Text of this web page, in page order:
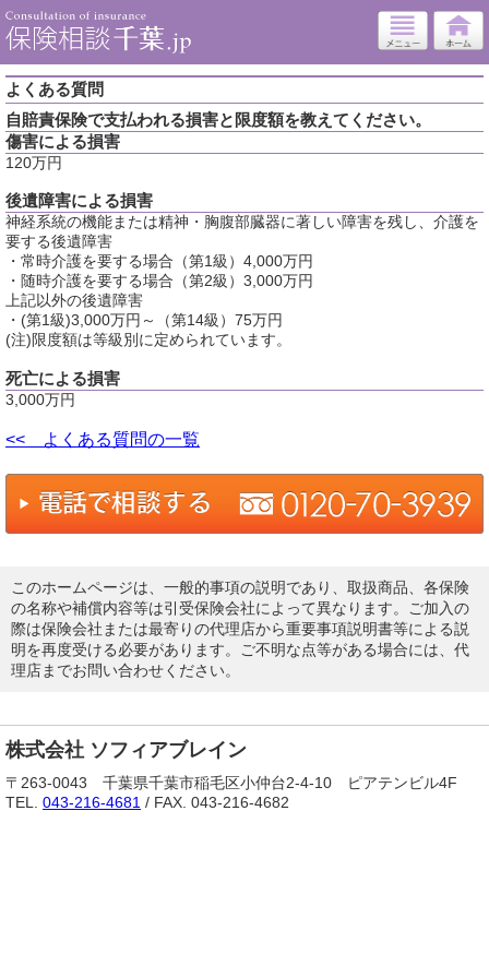
よくある質問
自賠責保険で支払われる損害と限度額を教えてください。
傷害による損害
120万円
後遺障害による損害
神経系統の機能または精神・胸腹部臓器に著しい障害を残し、介護を
要する後遺障害
・常時介護を要する場合（第1級）4,000万円
・随時介護を要する場合（第2級）3,000万円
上記以外の後遺障害
・(第1級)3,000万円～（第14級）75万円
(注)限度額は等級別に定められています。
死亡による損害
3,000万円
<< よくある質問の一覧
このホームページは、一般的事項の説明であり、取扱商品、各保険
の名称や補償内容等は引受保険会社によって異なります。ご加入の
際は保険会社または最寄りの代理店から重要事項説明書等による説
明を再度受ける必要があります。ご不明な点等がある場合には、代
理店までお問い合わせください。
株式会社 ソフィアブレイン
〒263-0043 千葉県千葉市稲毛区小仲台2-4-10 ピアテンビル4F
TEL. 043-216-4681 / FAX. 043-216-4682